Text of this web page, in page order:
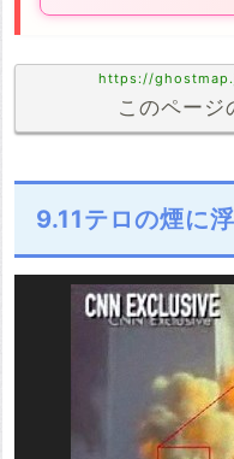
https://
このページ
9.11テロの煙に